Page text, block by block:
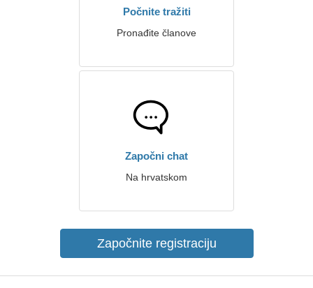
Počnite tražiti
Pronađite članove
Započni chat
Na hrvatskom
Započnite registraciju